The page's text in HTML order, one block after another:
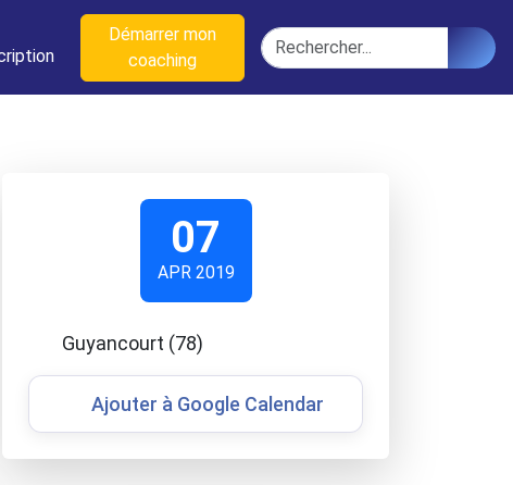
Démarrer mon
coaching
Rechercher
07
APR 2019
Guyancourt (78)
Ajouter à Google Calendar